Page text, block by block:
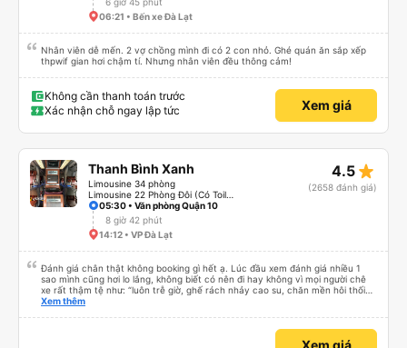
06:21 • Bến xe Đà Lạt
Nhân viên dễ mến. 2 vợ chồng mình đi có 2 con nhỏ. Ghé quán ăn sắp xếp
thpwif gian hơi chậm tí. Nhưng nhân viên đều thông cảm!
Không cần thanh toán trước
Xác nhận chỗ ngay lập tức
Xem giá
Thanh Bình Xanh
Limousine 34 phòng
Limousine 22 Phòng Đôi (Có Toilet, Massage)
4.5 star_rate
(2658 đánh giá)
05:30 • Văn phòng Quận 10
8 giờ 42 phút
14:12 • VP Đà Lạt
Đánh giá chân thật không booking gì hết ạ. Lúc đầu xem đánh giá nhiều 1
sao mình cũng hơi lo lắng, không biết có nên đi hay không vì mọi người chê
xe rất thậm tệ như: “luôn trễ giờ, ghế rách nhảy cao su, chăn mền hôi thối
dính bẩn, tài xế thô lỗ,… “, nhưng mình vẫn quyết định thử đặt vé trải nghiệm
còn có trung chuyển miễn phí trong bán kính 15km. Bác tài rất vui tính và
lịch sự, xe mới, WC sạch sẽ, mền rất thơm. 2 người nằm thoải mái ( mình
Xem thêm
Xem giá